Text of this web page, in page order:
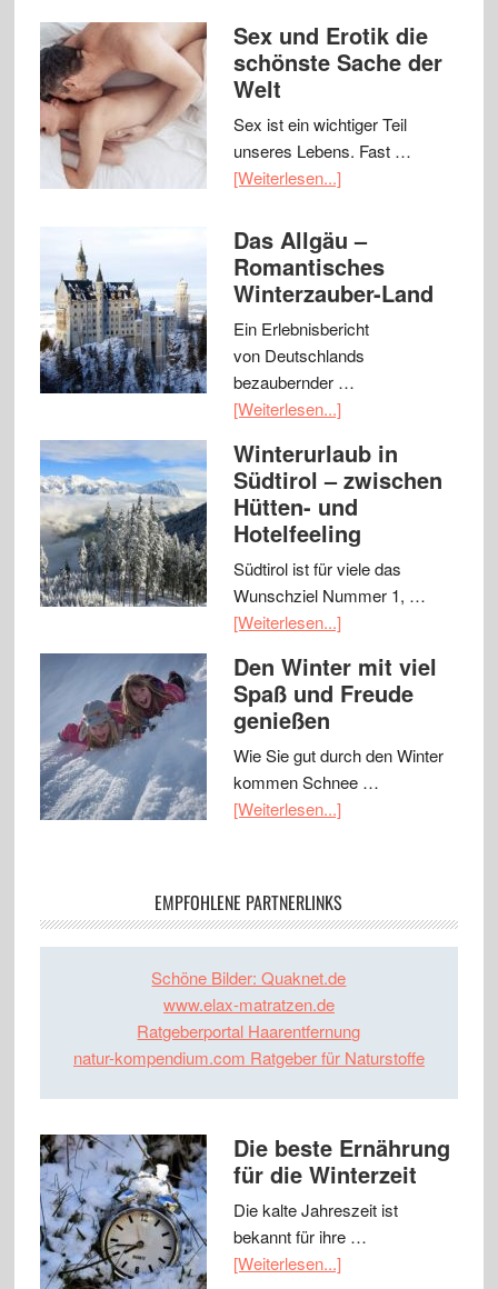
Sex und Erotik die
schönste Sache der
Welt
Sex ist ein wichtiger Teil
unseres Lebens. Fast …
[Weiterlesen...]
Das Allgäu –
Romantisches
Winterzauber-Land
Ein Erlebnisbericht
von Deutschlands
bezaubernder …
[Weiterlesen...]
Winterurlaub in
Südtirol – zwischen
Hütten- und
Hotelfeeling
Südtirol ist für viele das
Wunschziel Nummer 1, …
[Weiterlesen...]
Den Winter mit viel
Spaß und Freude
genießen
Wie Sie gut durch den Winter
kommen Schnee …
[Weiterlesen...]
EMPFOHLENE PARTNERLINKS
Schöne Bilder: Quaknet.de
www.elax-matratzen.de
Ratgeberportal Haarentfernung
natur-kompendium.com Ratgeber für Naturstoffe
Die beste Ernährung
für die Winterzeit
Die kalte Jahreszeit ist
bekannt für ihre …
[Weiterlesen...]